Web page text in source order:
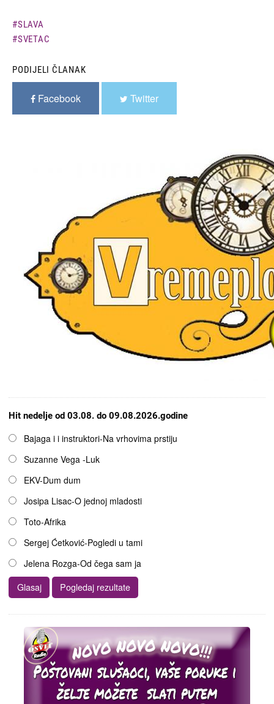
SLAVA
SVETAC
PODIJELI ČLANAK
Facebook Twitter
Hit nedelje od 03.08. do 09.08.2026.godine
OpcijeBajaga i i instruktori-Na vrhovima prstiju
Suzanne Vega -Luk
EKV-Dum dum
Josipa Lisac-O jednoj mladosti
Toto-Afrika
Sergej Ćetković-Pogledi u tami
Jelena Rozga-Od čega sam ja